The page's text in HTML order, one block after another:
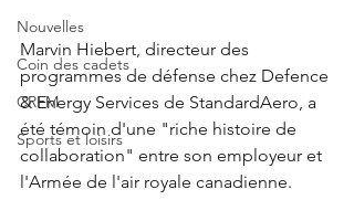
Nouvelles
Coin des cadets
CRFM
Sports et loisirs
Marvin Hiebert, directeur des
programmes de défense chez Defence
& Energy Services de StandardAero, a
été témoin d'une "riche histoire de
collaboration" entre son employeur et
l'Armée de l'air royale canadienne.